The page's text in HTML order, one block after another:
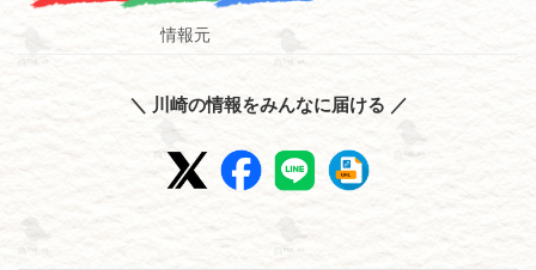
情報元
＼ 川崎の情報をみんなに届ける ／